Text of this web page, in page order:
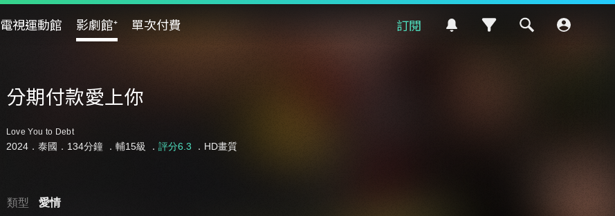
電視運動館 影劇館⁺ 單次付費 訂閱
分期付款愛上你
Love You to Debt
2024．泰國．134分鐘 ． 輔15級 ． 評分6.3 ．HD畫質
類型
愛情